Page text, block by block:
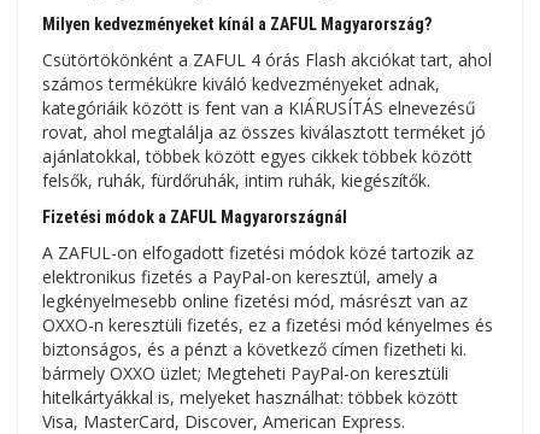
Milyen kedvezményeket kínál a ZAFUL Magyarország?
Csütörtökönként a ZAFUL 4 órás Flash akciókat tart, ahol
számos termékükre kiváló kedvezményeket adnak,
kategóriáik között is fent van a KIÁRUSÍTÁS elnevezésű
rovat, ahol megtalálja az összes kiválasztott terméket jó
ajánlatokkal, többek között egyes cikkek többek között
felsők, ruhák, fürdőruhák, intim ruhák, kiegészítők.
Fizetési módok a ZAFUL Magyarországnál
A ZAFUL-on elfogadott fizetési módok közé tartozik az
elektronikus fizetés a PayPal-on keresztül, amely a
legkényelmesebb online fizetési mód, másrészt van az
OXXO-n keresztüli fizetés, ez a fizetési mód kényelmes és
biztonságos, és a pénzt a következő címen fizetheti ki.
bármely OXXO üzlet; Megteheti PayPal-on keresztüli
hitelkártyákkal is, melyeket használhat: többek között
Visa, MasterCard, Discover, American Express.